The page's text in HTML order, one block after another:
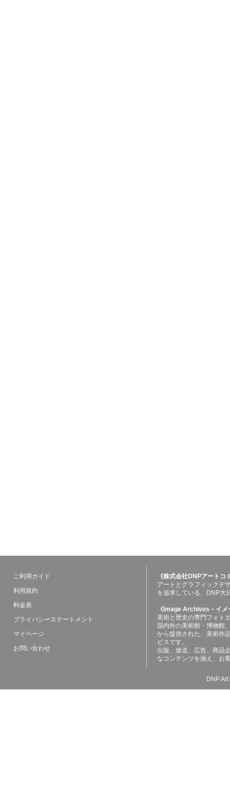
ご利用ガイド
利用規約
料金表
プライバシーステートメント
マイページ
お問い合わせ
《株式会社DNPアート
アートとグラフィックデ
を追求している、DNP大
《Image Archives－イ
美術と歴史の専門フォト
国内外の美術館・博物館
から提供された、美術作
ビスです。
出版、放送、広告、商品
なコンテンツを揃え、お
DNP